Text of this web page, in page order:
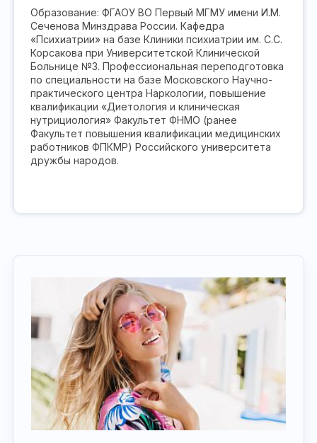
Образование: ФГАОУ ВО Первый МГМУ имени И.М.
Сеченова Минздрава России. Кафедра
«Психиатрии» на базе Клиники психиатрии им. С.С.
Корсакова при Университетской Клинической
Больнице №3. Профессиональная переподготовка
по специальности на базе Московского Научно-
практического центра Наркологии, повышение
квалификации «Диетология и клиническая
нутрициология» Факультет ФНМО (ранее
Факультет повышения квалификации медицинских
работников ФПКМР) Российского университета
дружбы народов.